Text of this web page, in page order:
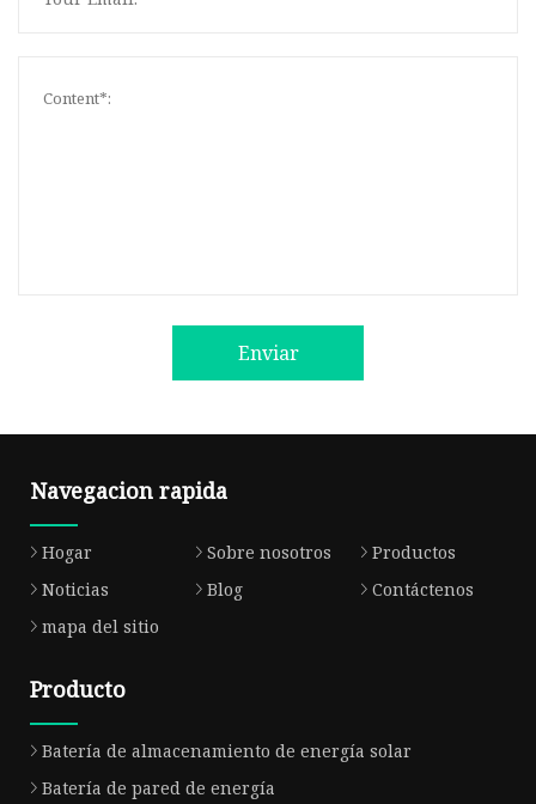
Enviar
Navegacion rapida
Hogar Sobre nosotros
Productos
Noticias
Blog
Contáctenos
mapa del sitio
Producto
Batería de almacenamiento de energía solar
Batería de pared de energía